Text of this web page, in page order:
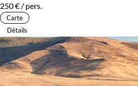
250 € / pers.
Carte
Détails